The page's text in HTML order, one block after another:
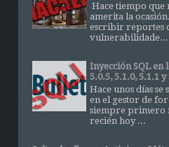
Hace tiempo
amerita la
escribir reportes
vulnerabilidade...
Inyección SQL en
5.0.5, 5.1.0, 5.1.1
Hace unos días se
en el gestor de
siempre primero
recién hoy ...